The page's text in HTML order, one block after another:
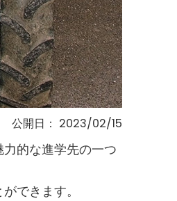
公開日： 2023/02/15
的な進学先の一つ
できます。